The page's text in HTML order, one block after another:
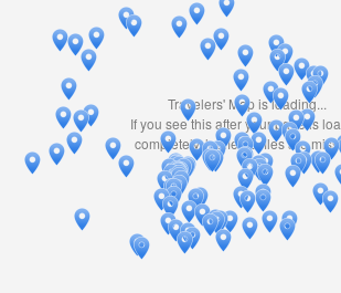
Travelers' Map is loading...
If you see this after your page is
completely, leafletJS files are